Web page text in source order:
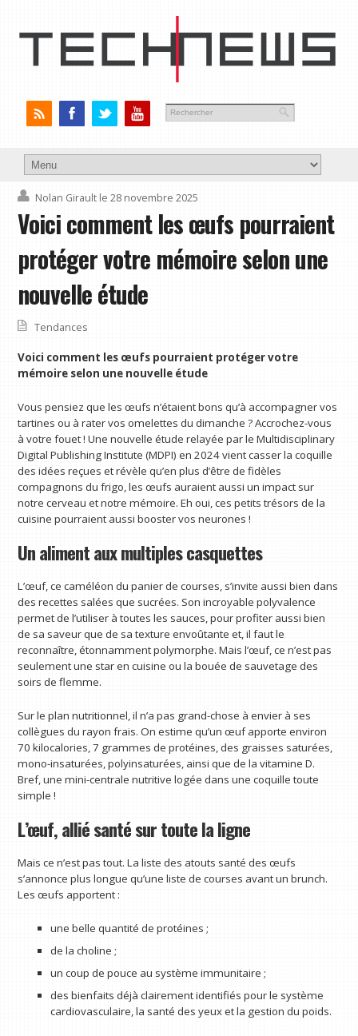
Nolan Girault le 28 novembre 2025
Voici comment les œufs pourraient
protéger votre mémoire selon une
nouvelle étude
Tendances
Voici comment les œufs pourraient protéger votre
mémoire selon une nouvelle étude
Vous pensiez que les œufs n’étaient bons qu’à accompagner vos
tartines ou à rater vos omelettes du dimanche ? Accrochez-vous
à votre fouet ! Une nouvelle étude relayée par le Multidisciplinary
Digital Publishing Institute (MDPI) en 2024 vient casser la coquille
des idées reçues et révèle qu’en plus d’être de fidèles
compagnons du frigo, les œufs auraient aussi un impact sur
notre cerveau et notre mémoire. Eh oui, ces petits trésors de la
cuisine pourraient aussi booster vos neurones !
Un aliment aux multiples casquettes
L’œuf, ce caméléon du panier de courses, s’invite aussi bien dans
des recettes salées que sucrées. Son incroyable polyvalence
permet de l’utiliser à toutes les sauces, pour profiter aussi bien
de sa saveur que de sa texture envoûtante et, il faut le
reconnaître, étonnamment polymorphe. Mais l’œuf, ce n’est pas
seulement une star en cuisine ou la bouée de sauvetage des
soirs de flemme.
Sur le plan nutritionnel, il n’a pas grand-chose à envier à ses
collègues du rayon frais. On estime qu’un œuf apporte environ
70 kilocalories, 7 grammes de protéines, des graisses saturées,
mono-insaturées, polyinsaturées, ainsi que de la vitamine D.
Bref, une mini-centrale nutritive logée dans une coquille toute
simple !
L’œuf, allié santé sur toute la ligne
Mais ce n’est pas tout. La liste des atouts santé des œufs
s’annonce plus longue qu’une liste de courses avant un brunch.
Les œufs apportent :
une belle quantité de protéines ;
de la choline ;
un coup de pouce au système immunitaire ;
des bienfaits déjà clairement identifiés pour le système
cardiovasculaire, la santé des yeux et la gestion du poids.